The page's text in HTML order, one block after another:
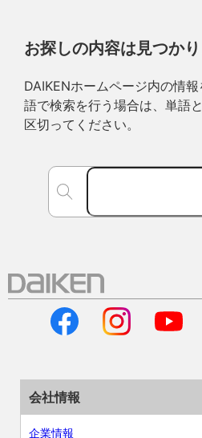
お探しの内容は見つか
DAIKENホームページ内の情
語で検索を行う場合は、単語
区切ってください。
会社情報
企業情報